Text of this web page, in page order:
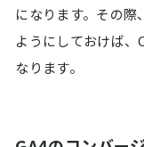
になります。その
ようにしておけば、
なります。